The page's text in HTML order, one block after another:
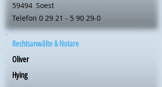
59494 Soest
Telefon 0 29 21 - 5 90 29-0
Rechtsanwälte & Notare
Oliver
Hying